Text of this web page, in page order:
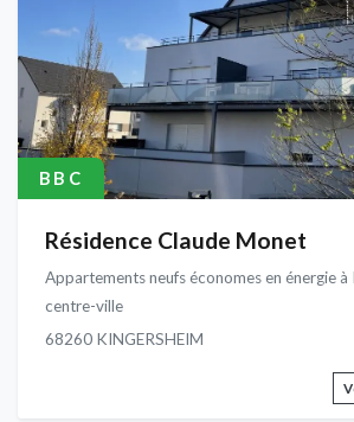
BBC
Résidence Claude Monet
Appartements neufs économes en énergie à
centre-ville
68260 KINGERSHEIM